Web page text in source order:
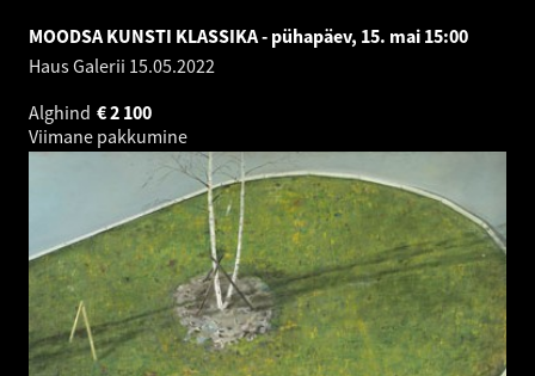
MOODSA KUNSTI KLASSIKA - pühapäev, 15. mai 15:00
Haus Galerii 15.05.2022
Alghind
2 100
€
Viimane pakkumine